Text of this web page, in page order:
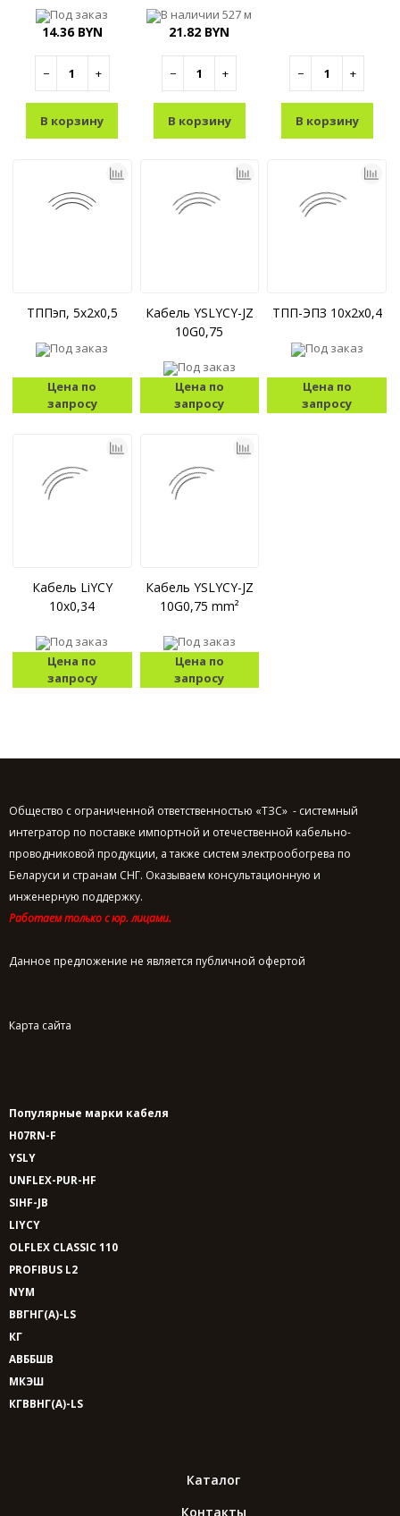
Под заказ
14.36 BYN
− +
В корзину
В наличии527 м
21.82 BYN
− +
В корзину
− +
В корзину
ТППэп, 5x2x0,5
Под заказ
Цена по
запросу
Кабель YSLYCY-JZ
10G0,75
Под заказ
Цена по
запросу
ТПП-ЭПЗ 10x2x0,4
Под заказ
Цена по
запросу
Кабель LiYCY
10x0,34
Под заказ
Цена по
запросу
Кабель YSLYCY-JZ
10G0,75 mm²
Под заказ
Цена по
запросу
Общество с ограниченной ответственностью «ТЗС» - системный
интегратор по поставке импортной и отечественной кабельно-
проводниковой продукции, а также систем электрообогрева по
Беларуси и странам СНГ. Оказываем консультационную и
инженерную поддержку.
Работаем только с юр. лицами.
Данное предложение не является публичной офертой
Карта сайта
Популярные марки кабеля
H07RN-F
YSLY
UNFLEX-PUR-HF
SIHF-JB
LIYCY
OLFLEX CLASSIC 110
PROFIBUS L2
NYM
ВВГНГ(A)-LS
КГ
АВББШВ
МКЭШ
КГВВНГ(A)-LS
Каталог
Контакты